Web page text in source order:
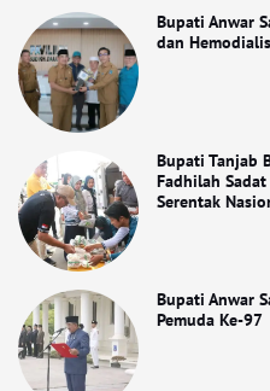
Bupati Anwar
dan
Bupati Tanjab
Fadhilah
Serentak
Bupati Anwar
Pemuda Ke-97